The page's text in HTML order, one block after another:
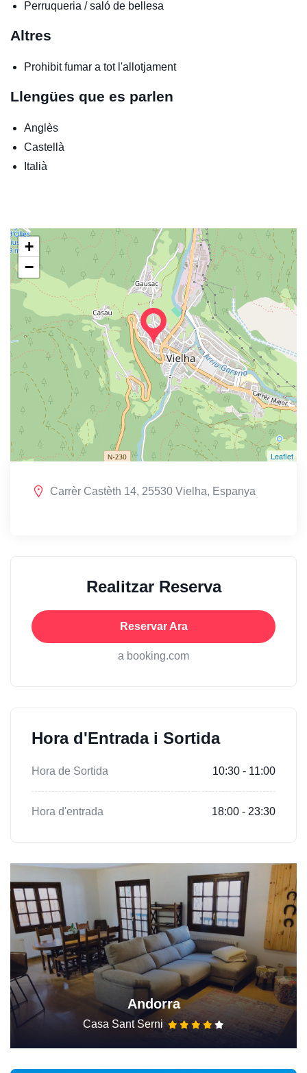
Perruqueria / saló de bellesa
Altres
Prohibit fumar a tot l'allotjament
Llengües que es parlen
Anglès
Castellà
Italià
+
−
Leaflet
Carrèr Castèth 14, 25530 Vielha, Espanya
Realitzar Reserva
Reservar Ara
a booking.com
Hora d'Entrada i Sortida
Hora de Sortida 10:30 - 11:00
Hora d'entrada 18:00 - 23:30
Andorra
Casa Sant Serni